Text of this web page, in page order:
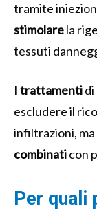
tramite
stimolarela
tessuti
I trattamenti
escludere il
infiltrazioni, ma
combinaticon
Per quali